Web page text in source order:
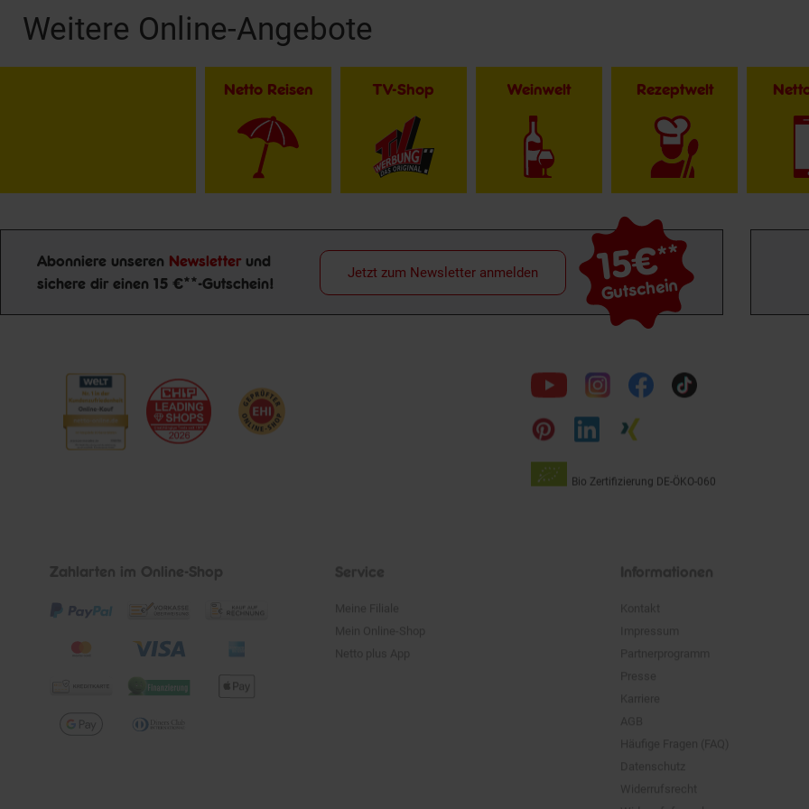
Weitere Online-Angebote
Netto Reisen TV-Shop Weinwelt Rezeptwelt
Newsletter Anmeldung
Abonniere unseren Newsletter und
sichere dir einen 15 €**-Gutschein!
15€**
Gutschein
Jetzt zum Newsletter anmelden
uns
Unsere